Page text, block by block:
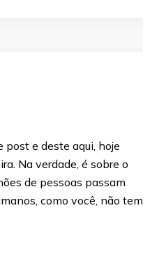
e deste aqui, hoje
Na verdade, é sobre o
de pessoas passam
como você, não tem